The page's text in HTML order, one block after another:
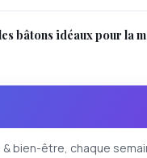
bâtons idéaux pour la
bien-être, chaque